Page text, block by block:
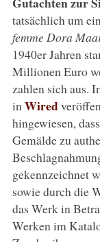
tatsächlich um
femme Dora
1940er Jahren
Millionen Euro
zahlen sich aus.
in Wired
hingewiesen,
Gemälde zu
gekennzeichnet
sowie durch die
das Werk in
Werken im